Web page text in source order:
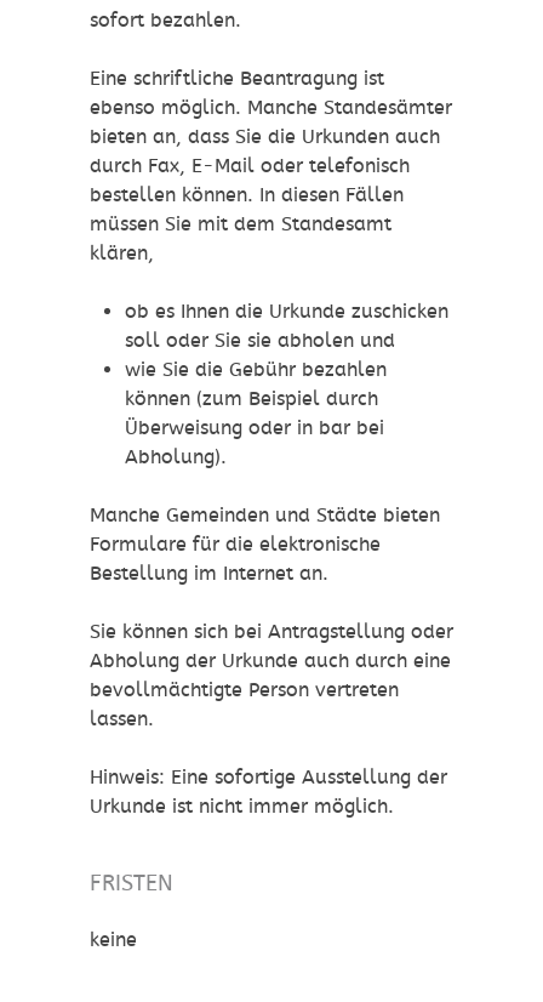
sofort bezahlen.
Eine schriftliche Beantragung ist
ebenso möglich. Manche Standesämter
bieten an, dass Sie die Urkunden auch
durch Fax, E-Mail oder telefonisch
bestellen können. In diesen Fällen
müssen Sie mit dem Standesamt
klären,
ob es Ihnen die Urkunde zuschicken
soll oder Sie sie abholen und
wie Sie die Gebühr bezahlen
können(zum Beispiel durch
Überweisung oder in bar bei
Abholung).
Manche Gemeinden und Städte bieten
Formulare für die elektronische
Bestellung im Internet an.
Sie können sich bei Antragstellung oder
Abholung der Urkunde auch durch eine
bevollmächtigte Person vertreten
lassen.
Hinweis: Eine sofortige Ausstellung der
Urkunde ist nicht immer möglich.
FRISTEN
keine